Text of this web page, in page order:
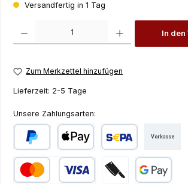
Versandfertig in 1 Tag
In den
Zum Merkzettel hinzufügen
Lieferzeit: 2-5 Tage
Unsere Zahlungsarten:
PayPal Apple Pay SEPA Lastschrift
Vorkasse